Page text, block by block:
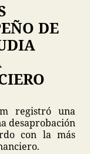
DE
registró una
desaprobación
con la más